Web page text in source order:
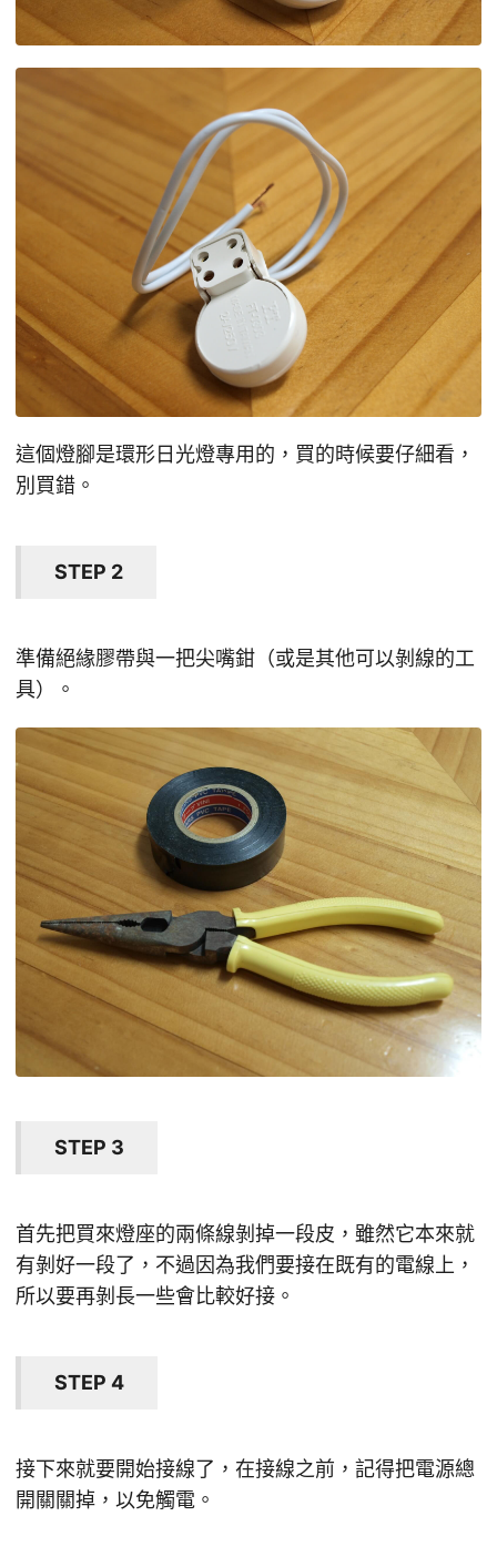
這個燈腳是環形日光燈專用的，買的時候要仔細看，
別買錯。
STEP 2
準備絕緣膠帶與一把尖嘴鉗（或是其他可以剝線的工
具）。
STEP 3
首先把買來燈座的兩條線剝掉一段皮，雖然它本來就
有剝好一段了，不過因為我們要接在既有的電線上，
所以要再剝長一些會比較好接。
STEP 4
接下來就要開始接線了，在接線之前，記得把電源總
開關關掉，以免觸電。